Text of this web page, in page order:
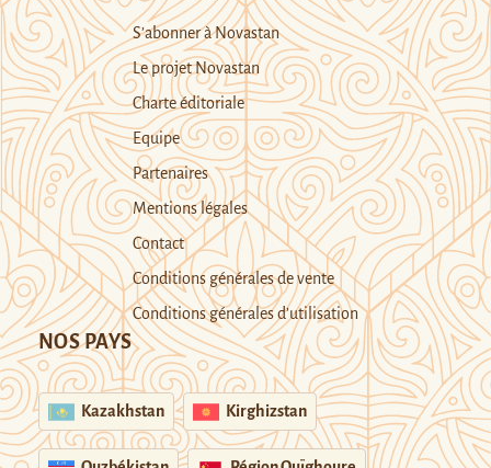
S’abonner à Novastan
Le projet Novastan
Charte éditoriale
Equipe
Partenaires
Mentions légales
Contact
Conditions générales de vente
Conditions générales d’utilisation
NOS PAYS
Kazakhstan Kirghizstan